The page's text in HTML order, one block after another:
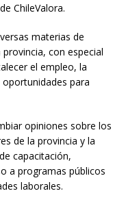
ChileValora.
materias de
con especial
el empleo, la
para
opiniones sobre los
de la provincia y la
capacitación,
a programas públicos
laborales.